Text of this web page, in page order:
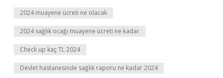
2024 muayene ücreti ne olacak
2024 sağlık ocağı muayene ücreti ne kadar
Check up kaç TL 2024
Devlet hastanesinde sağlık raporu ne kadar 2024